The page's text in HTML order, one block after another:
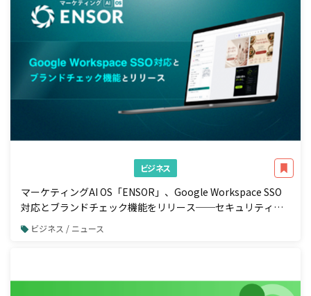
ビジネス
マーケティングAI OS「ENSOR」、Google Workspace SSO
対応とブランドチェック機能をリリース──セキュリティ強
化と広告配信前の自動コンプラ検知を一体で実現
ビジネス / ニュース